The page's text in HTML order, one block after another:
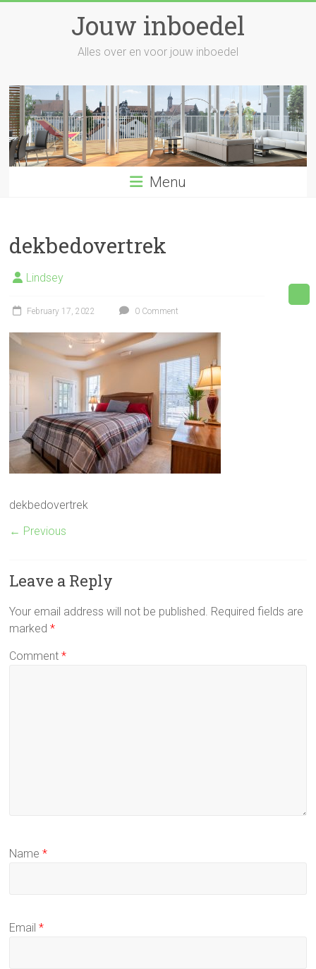
Jouw inboedel
Alles over en voor jouw inboedel
Menu
dekbedovertrek
Lindsey
February 17, 2022 0 Comment
dekbedovertrek
← Previous
Leave a Reply
Your email address will not be published. Required fields are
marked*
Comment*
Name*
Email*